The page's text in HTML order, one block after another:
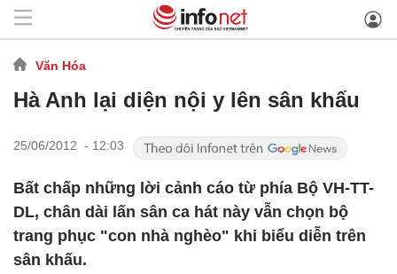
Văn Hóa
Hà Anh lại diện nội y lên sân khấu
25/06/2012 - 12:03
Bất chấp những lời cảnh cáo từ phía Bộ VH-TT-
DL, chân dài lấn sân ca hát này vẫn chọn bộ
trang phục "con nhà nghèo" khi biểu diễn trên
sân khấu.